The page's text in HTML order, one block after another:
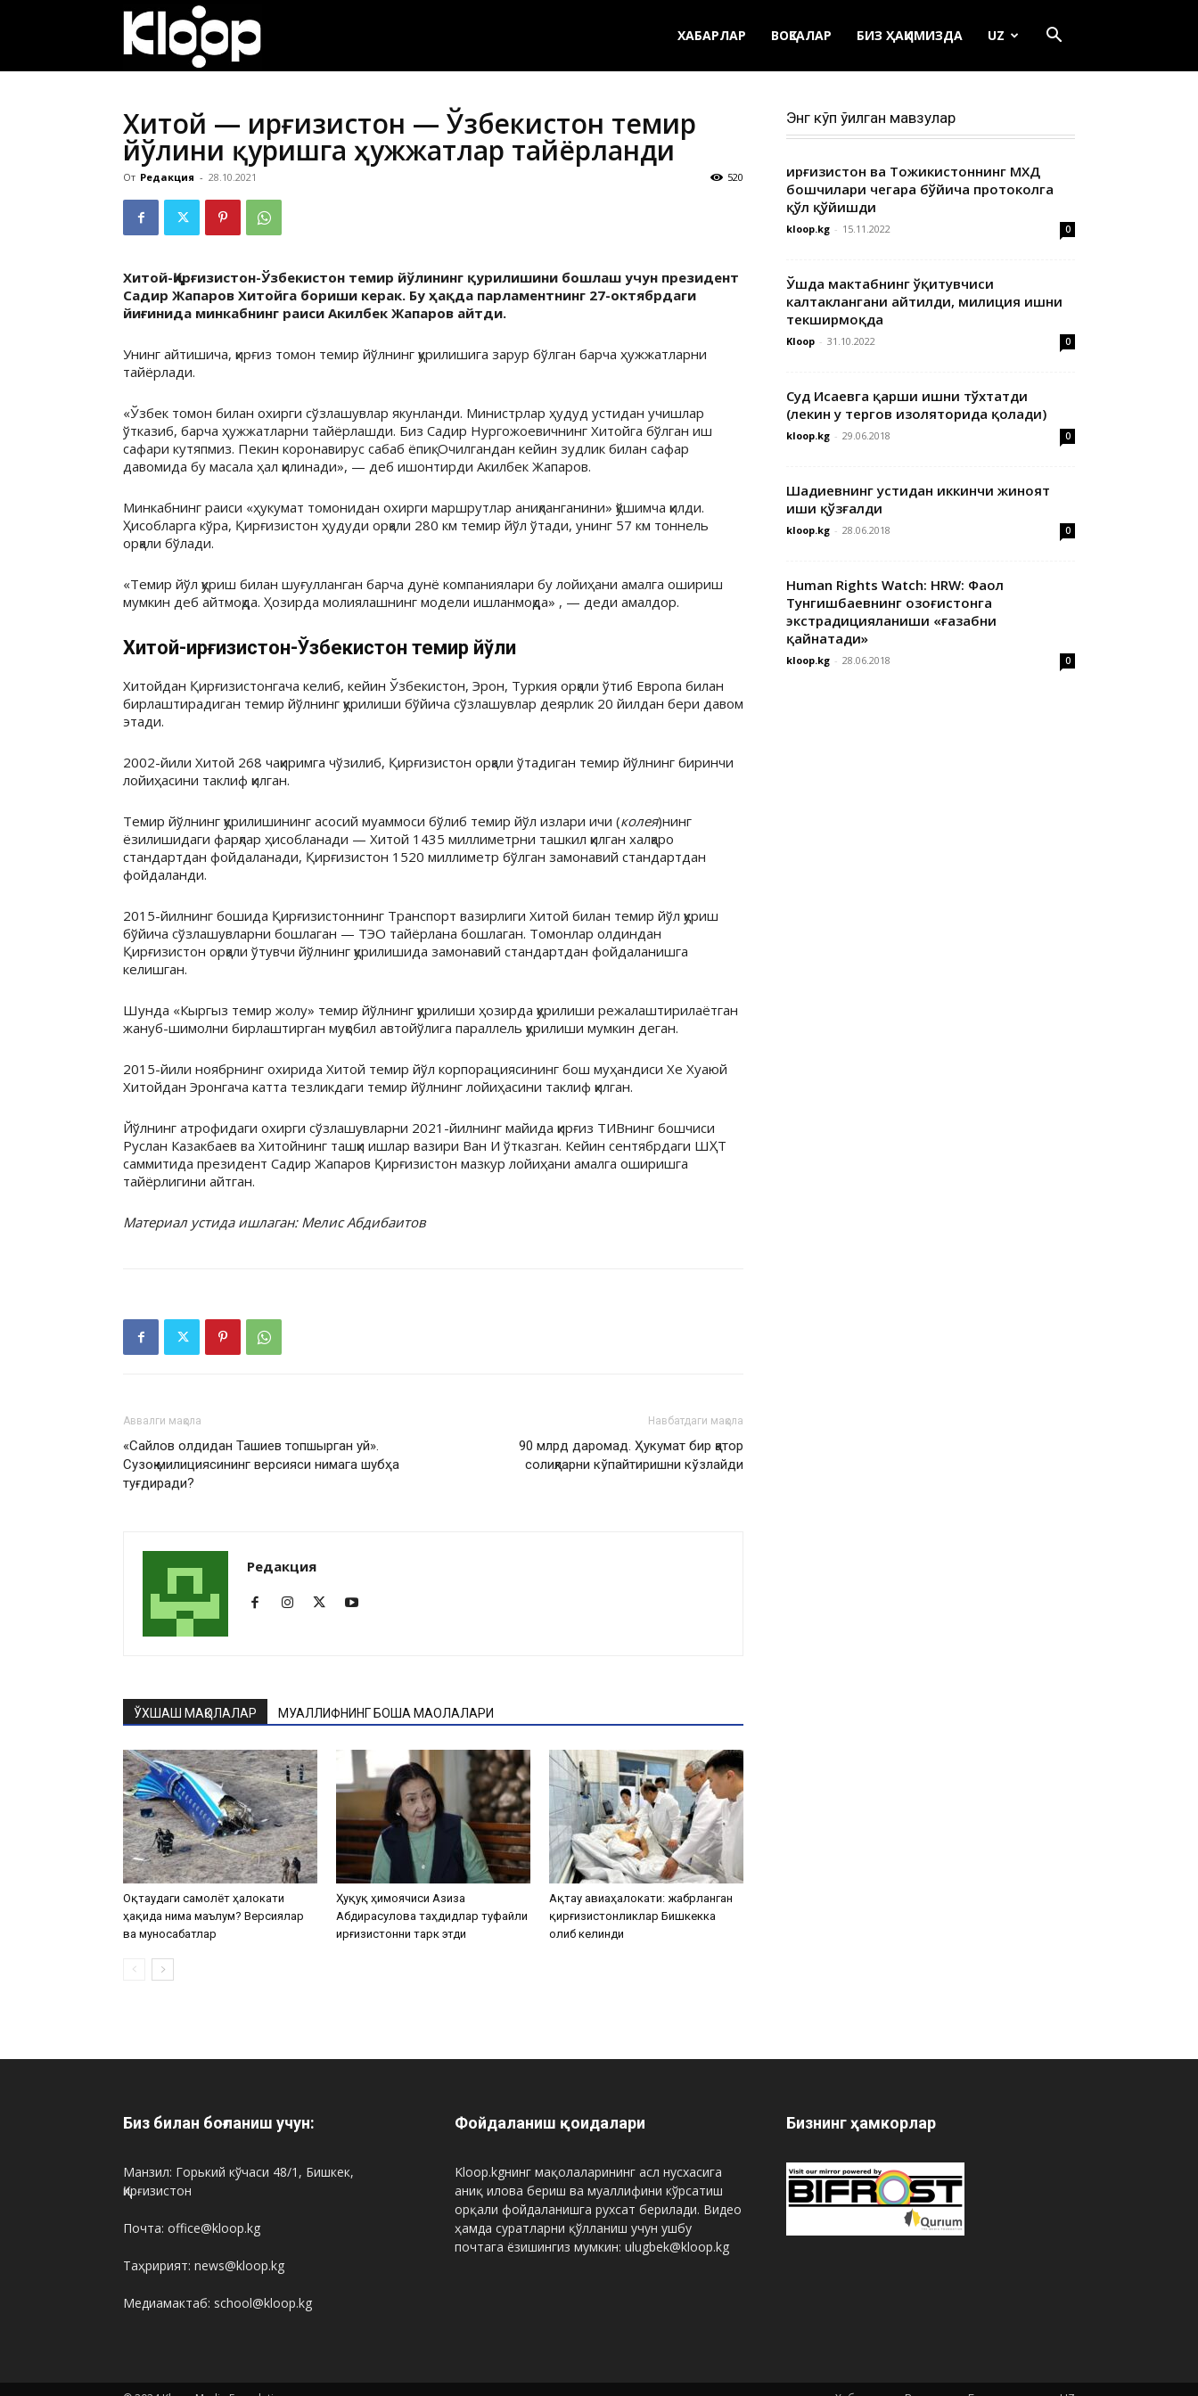
ХАБАРЛАР ВОҚЕАЛАР БИЗ ҲАҚИМИЗДА UZ
Хитой — Қирғизистон — Ўзбекистон темир
йўлини қуришга ҳужжатлар тайёрланди
От Редакция - 28.10.2021 520
Хитой-Қирғизистон-Ўзбекистон темир йўлининг қурилишини бошлаш учун президент
Садир Жапаров Хитойга бориши керак. Бу ҳақда парламентнинг 27-октябрдаги
йиғинида минкабнинг раиси Акилбек Жапаров айтди.
Унинг айтишича, қирғиз томон темир йўлнинг қурилишига зарур бўлган барча ҳужжатларни
тайёрлади.
«Ўзбек томон билан охирги сўзлашувлар якунланди. Министрлар ҳудуд устидан учишлар
ўтказиб, барча ҳужжатларни тайёрлашди. Биз Садир Нургожоевичнинг Хитойга бўлган иш
сафари кутяпмиз. Пекин коронавирус сабаб ёпиқ. Очилгандан кейин зудлик билан сафар
давомида бу масала ҳал қилинади», — деб ишонтирди Акилбек Жапаров.
Минкабнинг раиси «ҳукумат томонидан охирги маршрутлар аниқланганини» қўшимча қилди.
Ҳисобларга кўра, Қирғизистон ҳудуди орқали 280 км темир йўл ўтади, унинг 57 км тоннель
орқали бўлади.
«Темир йўл қуриш билан шуғулланган барча дунё компаниялари бу лойиҳани амалга ошириш
мумкин деб айтмоқда. Ҳозирда молиялашнинг модели ишланмоқда» , — деди амалдор.
Хитой-Қирғизистон-Ўзбекистон темир йўли
Хитойдан Қирғизистонгача келиб, кейин Ўзбекистон, Эрон, Туркия орқали ўтиб Европа билан
бирлаштирадиган темир йўлнинг қурилиши бўйича сўзлашувлар деярлик 20 йилдан бери давом
этади.
2002-йили Хитой 268 чақиримга чўзилиб, Қирғизистон орқали ўтадиган темир йўлнинг биринчи
лойиҳасини таклиф қилган.
Темир йўлнинг қурилишининг асосий муаммоси бўлиб темир йўл излари ичи (колея)нинг
ёзилишидаги фарқлар ҳисобланади — Хитой 1435 миллиметрни ташкил қилган халқаро
стандартдан фойдаланади, Қирғизистон 1520 миллиметр бўлган замонавий стандартдан
фойдаланди.
2015-йилнинг бошида Қирғизистоннинг Транспорт вазирлиги Хитой билан темир йўл қуриш
бўйича сўзлашувларни бошлаган — ТЭО тайёрлана бошлаган. Томонлар олдиндан
Қирғизистон орқали ўтувчи йўлнинг қурилишида замонавий стандартдан фойдаланишга
келишган.
Шунда «Кыргыз темир жолу» темир йўлнинг қурилиши ҳозирда қурилиши режалаштирилаётган
жануб-шимолни бирлаштирган муқобил автойўлига параллель қурилиши мумкин деган.
2015-йили ноябрнинг охирида Хитой темир йўл корпорациясининг бош муҳандиси Хе Хуаюй
Хитойдан Эронгача катта тезликдаги темир йўлнинг лойиҳасини таклиф қилган.
Йўлнинг атрофидаги охирги сўзлашувларни 2021-йилнинг майида қирғиз ТИВнинг бошчиси
Руслан Казакбаев ва Хитойнинг ташқи ишлар вазири Ван И ўтказган. Кейин сентябрдаги ШҲТ
саммитида президент Садир Жапаров Қирғизистон мазкур лойиҳани амалга оширишга
тайёрлигини айтган.
Материал устида ишлаган: Мелис Абдибаитов
Аввалги мақола
«Сайлов олдидан Ташиев топшырган уй».
Сузоқ милициясининг версияси нимага шубҳа
туғдиради?
Навбатдаги мақола
90 млрд даромад. Ҳукумат бир қатор
солиқларни кўпайтиришни кўзлайди
Редакция
ЎХШАШ МАҚОЛАЛАР МУАЛЛИФНИНГ БОШҚА МАҚОЛАЛАРИ
Оқтаудаги самолёт ҳалокати
ҳақида нима маълум? Версиялар
ва муносабатлар
Ҳуқуқ ҳимоячиси Азиза
Абдирасулова таҳдидлар туфайли
Қирғизистонни тарк этди
Ақтау авиаҳалокати: жабрланган
қирғизистонликлар Бишкекка
олиб келинди
Энг кўп ўқилган мавзулар
Қирғизистон ва Тожикистоннинг МХДҚ
бошчилари чегара бўйича протоколга
қўл қўйишди
kloop.kg - 15.11.2022 0
Ўшда мактабнинг ўқитувчиси
калтаклангани айтилди, милиция ишни
текширмоқда
Kloop - 31.10.2022 0
Суд Исаевга қарши ишни тўхтатди
(лекин у тергов изоляторида қолади)
kloop.kg - 29.06.2018 0
Шадиевнинг устидан иккинчи жиноят
иши қўзғалди
kloop.kg - 28.06.2018 0
Human Rights Watch: HRW: Фаол
Тунгишбаевнинг Қозоғистонга
экстрадицияланиши «ғазабни
қайнатади»
kloop.kg - 28.06.2018 0
Биз билан боғланиш учун:
Манзил: Горький кўчаси 48/1, Бишкек,
Қирғизистон
Почта: office@kloop.kg
Таҳририят: news@kloop.kg
Медиамактаб: school@kloop.kg
Фойдаланиш қоидалари
Kloop.kgнинг мақолаларининг асл нусхасига
аниқ илова бериш ва муаллифини кўрсатиш
орқали фойдаланишга рухсат берилади. Видео
ҳамда суратларни қўлланиш учун ушбу
почтага ёзишингиз мумкин: ulugbek@kloop.kg
Бизнинг ҳамкорлар